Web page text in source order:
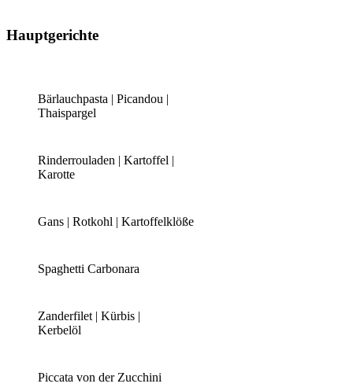
Hauptgerichte
Bärlauchpasta | Picandou |
Thaispargel
Rinderrouladen | Kartoffel |
Karotte
Gans | Rotkohl | Kartoffelklöße
Spaghetti Carbonara
Zanderfilet | Kürbis |
Kerbelöl
Piccata von der Zucchini